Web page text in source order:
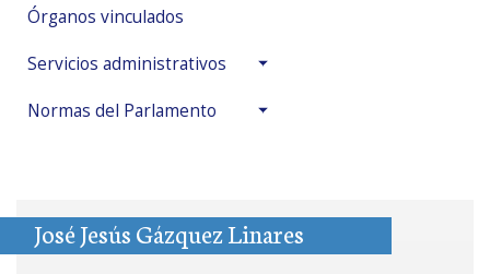
Órganos vinculados
Servicios administrativos
Normas del Parlamento
José Jesús Gázquez Linares